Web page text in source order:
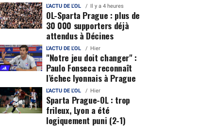
L'ACTU DE L'OL Il y a 4 heures
OL-Sparta Prague : plus de
30 000 supporters déjà
attendus à Décines
L'ACTU DE L'OL Hier
"Notre jeu doit changer" :
Paulo Fonseca reconnaît
l’échec lyonnais à Prague
L'ACTU DE L'OL Hier
Sparta Prague-OL : trop
frileux, Lyon a été
logiquement puni (2-1)